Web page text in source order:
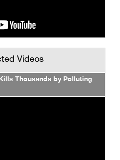
Videos
Thousands by Polluting